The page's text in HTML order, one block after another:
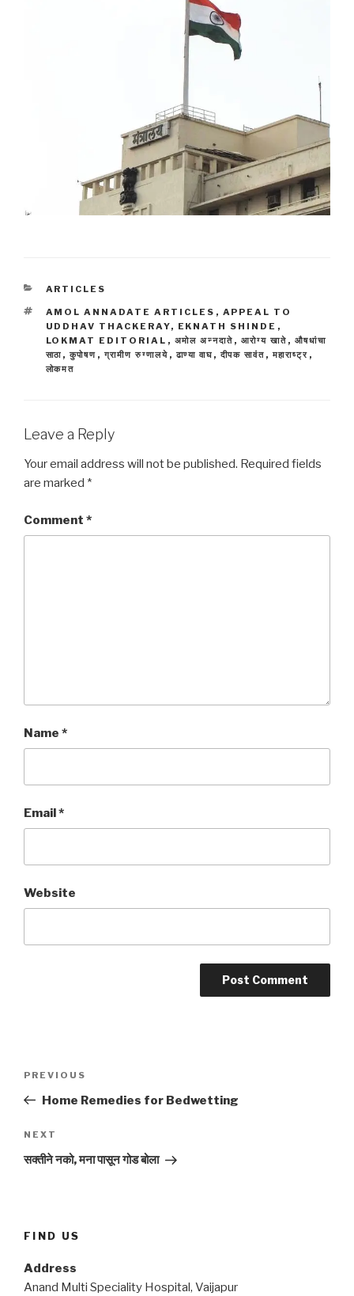
CATEGORIES
ARTICLES
TAGS
AMOL ANNADATE ARTICLES , APPEAL TO
UDDHAV THACKERAY, EKNATH SHINDE ,
LOKMAT EDITORIAL , अमोल अन्नदाते , आरोग्य खाते , औषधांचा
साठा , कुपोषण , ग्रामीण रुग्णालये , ढाण्या वाघ , दीपक सावंत , महाराष्ट्र ,
लोकमत
Leave a Reply
Your email address will not be published. Required fields
are marked *
Comment *
Name *
Email*
Website
Previous
Post
PREVIOUS
Home Remedies for Bedwetting
Next
Post
NEXT
सक्तीने नको, मना पासून गोड बोला
FIND US
Address
Anand Multi Speciality Hospital, Vaijapur